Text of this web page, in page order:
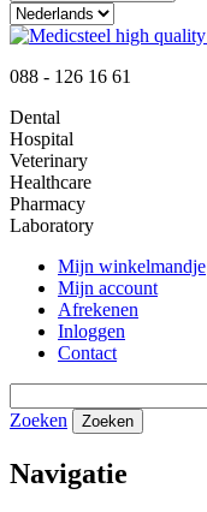
088 - 126 16 61
Dental
Hospital
Veterinary
Healthcare
Pharmacy
Laboratory
Mijn winkelmandje
Mijn account
Afrekenen
Inloggen
Contact
Zoeken Zoeken
Navigatie